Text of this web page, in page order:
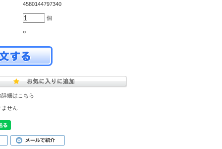
4580144797340
個
○
細はこちら
ません